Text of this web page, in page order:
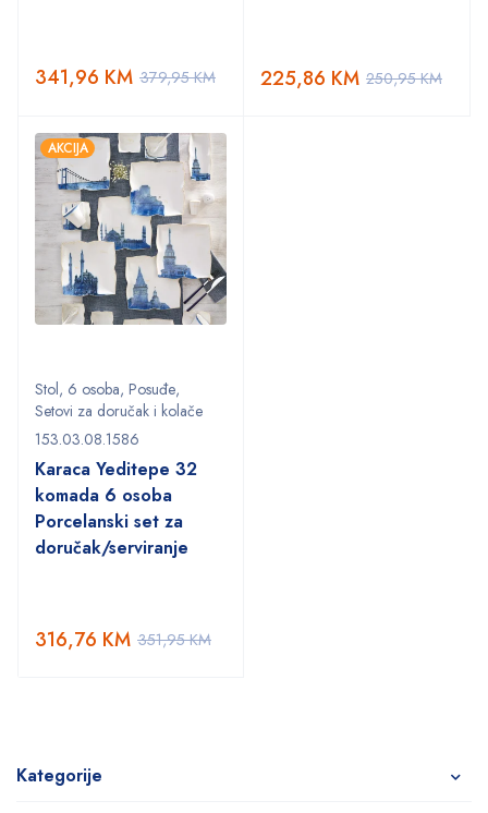
Kategorije
379,95KM
341,96 KM 250,95KM
225,86 KM
AKCIJA
Stol, 6 osoba, Posuđe,
Setovi za doručak i kolače
153.03.08.1586
Karaca Yeditepe 32
komada 6 osoba
Porcelanski set za
doručak/serviranje
351,95KM
316,76 KM